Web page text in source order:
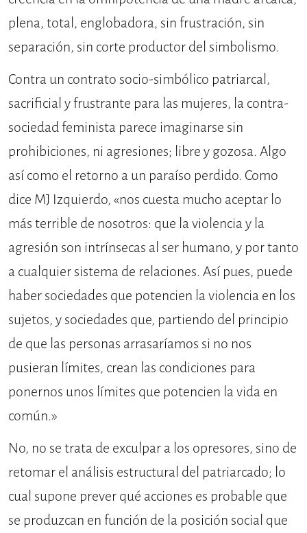
plena, total, englobadora, sin frustración, sin
separación, sin corte productor del simbolismo.
Contra un contrato socio-simbólico patriarcal,
sacrificial y frustrante para las mujeres, la contra-
sociedad feminista parece imaginarse sin
prohibiciones, ni agresiones; libre y gozosa. Algo
así como el retorno a un paraíso perdido. Como
dice MJ Izquierdo, «nos cuesta mucho aceptar lo
más terrible de nosotros: que la violencia y la
agresión son intrínsecas al ser humano, y por tanto
a cualquier sistema de relaciones. Así pues, puede
haber sociedades que potencien la violencia en los
sujetos, y sociedades que, partiendo del principio
de que las personas arrasaríamos si no nos
pusieran límites, crean las condiciones para
ponernos unos límites que potencien la vida en
común.»
No, no se trata de exculpar a los opresores, sino de
retomar el análisis estructural del patriarcado; lo
cual supone prever qué acciones es probable que
se produzcan en función de la posición social que